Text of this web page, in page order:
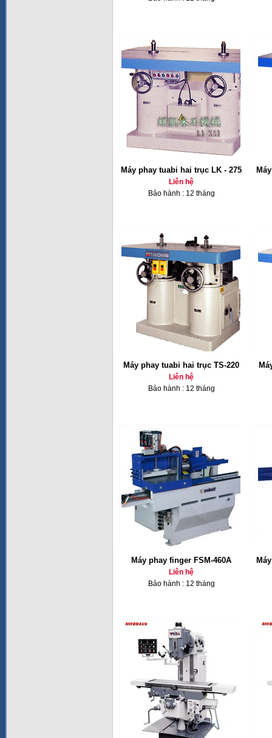
Máy phay tuabi hai trục LK - 275
Liên hệ
Bảo hành : 12 tháng
Máy phay tuabi hai trục TS-220
Liên hệ
Bảo hành : 12 tháng
Máy phay finger FSM-460A
Liên hệ
Bảo hành : 12 tháng